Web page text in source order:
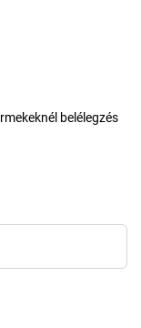
belélegzés